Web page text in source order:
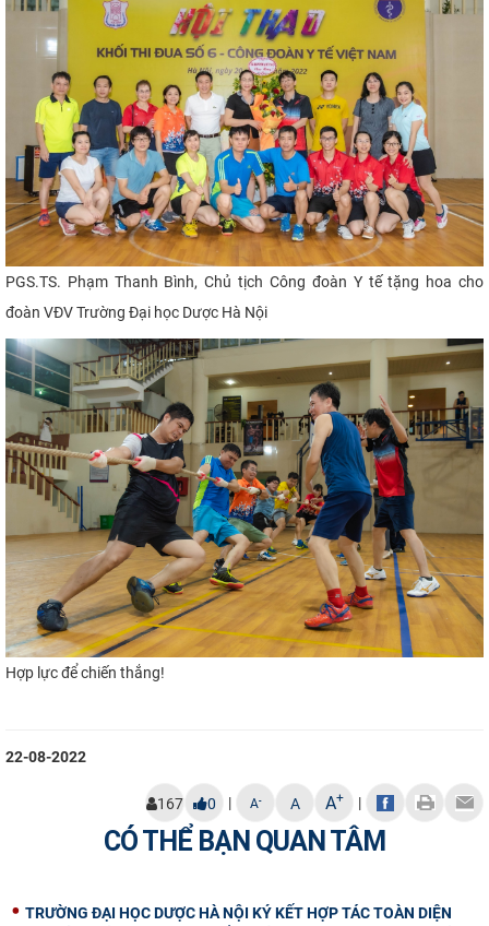
PGS.TS. Phạm Thanh Bình, Chủ tịch Công đoàn Y tế tặng hoa cho
đoàn VĐV Trường Đại học Dược Hà Nội
Hợp lực để chiến thắng!
22-08-2022
167 0 | A- A A+ |
CÓ THỂ BẠN QUAN TÂM
TRƯỜNG ĐẠI HỌC DƯỢC HÀ NỘI KÝ KẾT HỢP TÁC TOÀN DIỆN